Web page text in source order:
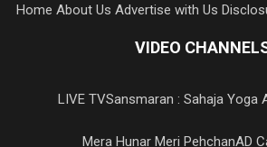
Home About Us Advertise with Us
VIDEO
LIVE TVSansmaran : Sahaja Yoga
Mera Hunar Meri PehchanAD